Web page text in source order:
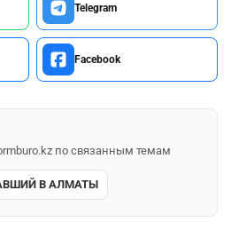
Telegram
Facebook
по связанным темам
В АЛМАТЫ